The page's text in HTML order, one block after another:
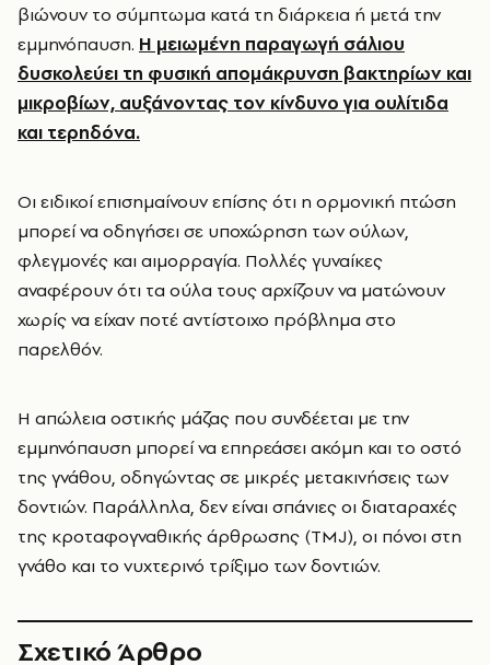
βιώνουν το σύμπτωμα κατά τη διάρκεια ή μετά την
εμμηνόπαυση. Η μειωμένη παραγωγή σάλιου
δυσκολεύει τη φυσική απομάκρυνση βακτηρίων και
μικροβίων, αυξάνοντας τον κίνδυνο για ουλίτιδα
και τερηδόνα.
Οι ειδικοί επισημαίνουν επίσης ότι η ορμονική πτώση
μπορεί να οδηγήσει σε υποχώρηση των ούλων,
φλεγμονές και αιμορραγία. Πολλές γυναίκες
αναφέρουν ότι τα ούλα τους αρχίζουν να ματώνουν
χωρίς να είχαν ποτέ αντίστοιχο πρόβλημα στο
παρελθόν.
Η απώλεια οστικής μάζας που συνδέεται με την
εμμηνόπαυση μπορεί να επηρεάσει ακόμη και το οστό
της γνάθου, οδηγώντας σε μικρές μετακινήσεις των
δοντιών. Παράλληλα, δεν είναι σπάνιες οι διαταραχές
της κροταφογναθικής άρθρωσης (TMJ), οι πόνοι στη
γνάθο και το νυχτερινό τρίξιμο των δοντιών.
Σχετικό Άρθρο